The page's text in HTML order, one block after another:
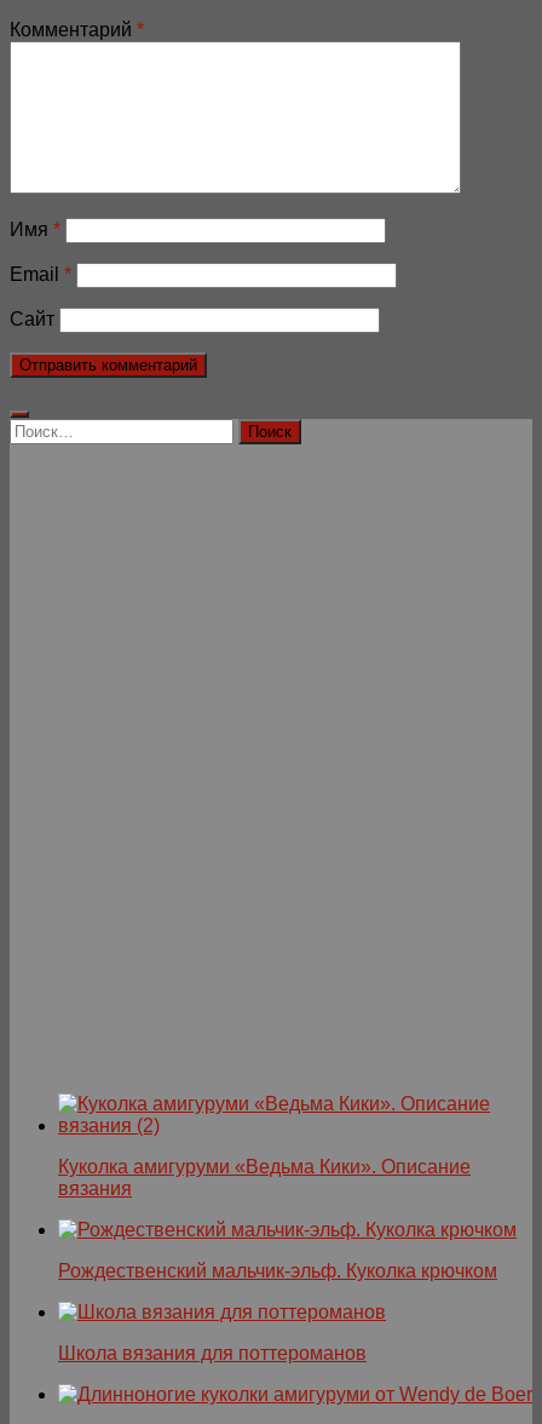
Комментарий *
Имя *
Email *
Сайт
Найти:
Куколка амигуруми «Ведьма Кики». Описание
вязания
Рождественский мальчик-эльф. Куколка крючком
Школа вязания для поттероманов